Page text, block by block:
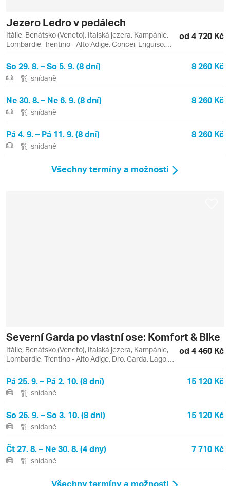
Jezero Ledro v pedálech
Itálie, Benátsko (Veneto), Italská jezera, Kampánie,
Lombardie, Trentino - Alto Adige, Concei, Enguiso,
Garda, Lago, Lago di Garda, Lago di Ledro, Lenzumo,
Limone sul Garda, Mezzolago, Molina di Ledro, Pieve
di Ledro, Pur, Riva del Garda, Tiarno di Sotto, Verona
od 4 720 Kč
So 29. 8. – So 5. 9. (8 dní) 8 260 Kč
snídaně
Ne 30. 8. – Ne 6. 9. (8 dní) 8 260 Kč
snídaně
Pá 4. 9. – Pá 11. 9. (8 dní) 8 260 Kč
snídaně
Všechny termíny a možnosti
Severní Garda po vlastní ose: Komfort & Bike
Itálie, Benátsko (Veneto), Italská jezera, Kampánie,
Lombardie, Trentino - Alto Adige, Dro, Garda, Lago,
Lago di Garda, Lago di Ledro, Limone sul Garda,
Malcesine, Molina di Ledro, Monte Baldo, Mori,
Navene, Riva del Garda, Verona
od 4 460 Kč
Pá 25. 9. – Pá 2. 10. (8 dní) 15 120 Kč
snídaně
So 26. 9. – So 3. 10. (8 dní) 15 120 Kč
snídaně
Čt 27. 8. – Ne 30. 8. (4 dny) 7 710 Kč
snídaně
Všechny termíny a možnosti